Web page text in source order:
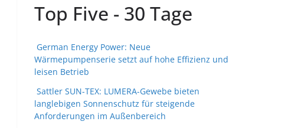
Top Five - 30 Tage
German Energy Power: Neue
Wärmepumpenserie setzt auf hohe Effizienz und
leisen Betrieb
Sattler SUN-TEX: LUMERA-Gewebe bieten
langlebigen Sonnenschutz für steigende
Anforderungen im Außenbereich